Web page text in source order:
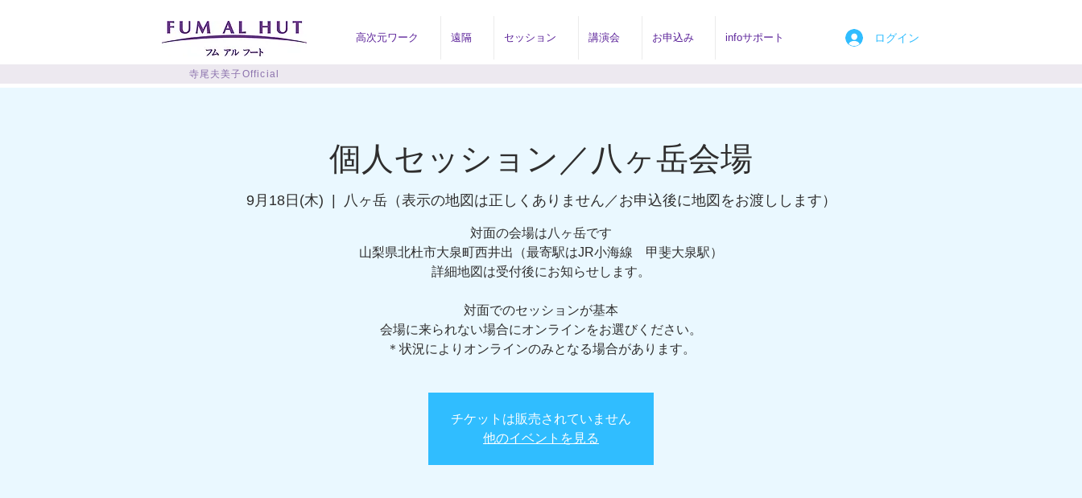
高次元ワーク 遠隔 セッション 講演会 お申込み infoサポート ログイン
寺尾夫美子Official
個人セッション／八ヶ岳会場
9月18日(木) 八ヶ岳（表示の地図は正しくありません／お申込後に地図をお渡しします）
対面の会場は八ヶ岳です
山梨県北杜市大泉町西井出（最寄駅はJR小海線 甲斐大泉駅）
詳細地図は受付後にお知らせします。​
対面でのセッションが基本
​会場に来られない場合にオンラインをお選びください。
​＊状況によりオンラインのみとなる場合があります。
チケットは販売されていません
他のイベントを見る